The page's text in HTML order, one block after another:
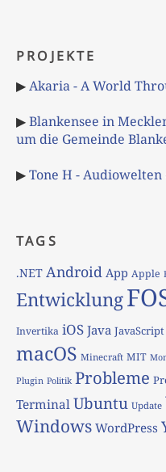
PROJEKTE
▶Akaria - A World
▶Blankensee in
um die Gemeinde
▶Tone H -
TAGS
.NET Android App Apple
Entwicklung
Invertika iOS Java JavaScript
macOS Minecraft MIT
Plugin Politik Probleme
TerminalUbuntu Update
Windows WordPress